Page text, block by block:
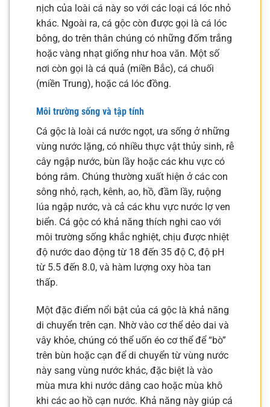
nịch của loài cá này so với các loại cá lóc nhỏ
khác. Ngoài ra, cá gộc còn được gọi là cá lóc
bông, do trên thân chúng có những đốm trắng
hoặc vàng nhạt giống như hoa văn. Một số
nơi còn gọi là cá quả (miền Bắc), cá chuối
(miền Trung), hoặc cá lóc đồng.
Môi trường sống và tập tính
Cá gộc là loài cá nước ngọt, ưa sống ở những
vùng nước lặng, có nhiều thực vật thủy sinh, rễ
cây ngập nước, bùn lầy hoặc các khu vực có
bóng râm. Chúng thường xuất hiện ở các con
sông nhỏ, rạch, kênh, ao, hồ, đầm lầy, ruộng
lúa ngập nước, và cả các khu vực nước lợ ven
biển. Cá gộc có khả năng thích nghi cao với
môi trường sống khắc nghiệt, chịu được nhiệt
độ nước dao động từ 18 đến 35 độ C, độ pH
từ 5.5 đến 8.0, và hàm lượng oxy hòa tan
thấp.
Một đặc điểm nổi bật của cá gộc là khả năng
di chuyển trên cạn. Nhờ vào cơ thể dẻo dai và
vây khỏe, chúng có thể uốn éo cơ thể để “bò”
trên bùn hoặc cạn để di chuyển từ vùng nước
này sang vùng nước khác, đặc biệt là vào
mùa mưa khi nước dâng cao hoặc mùa khô
khi các ao hồ cạn nước. Khả năng này giúp cá